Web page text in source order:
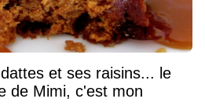
et ses raisins... le
de Mimi, c'est mon